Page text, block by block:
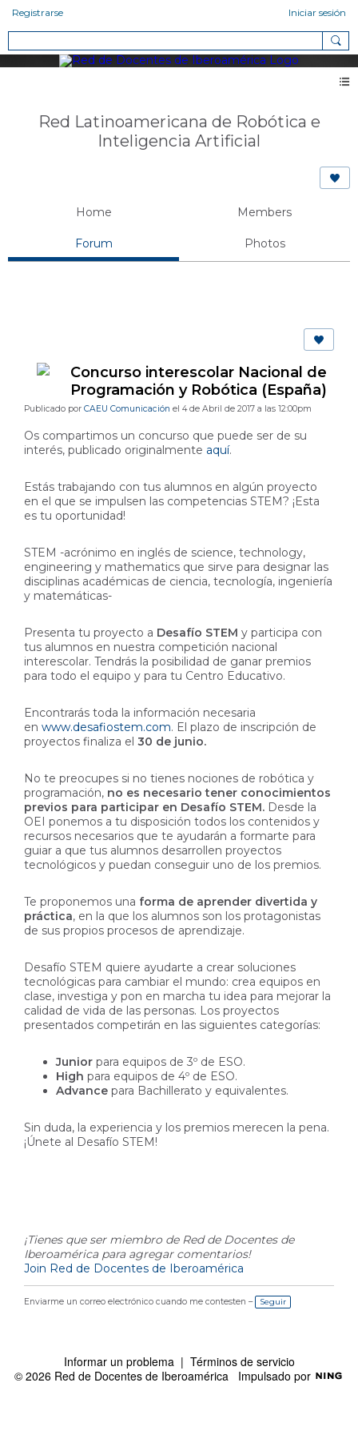
Registrarse Iniciar sesión
Red Latinoamericana de Robótica e
Inteligencia Artificial
Home Members
Forum Photos
Concurso interescolar Nacional de
Programación y Robótica (España)
Publicado por CAEU Comunicación el 4 de Abril de 2017 a las 12:00pm
Os compartimos un concurso que puede ser de su
interés, publicado originalmente aquí.
Estás trabajando con tus alumnos en algún proyecto
en el que se impulsen las competencias STEM? ¡Esta
es tu oportunidad!
STEM -acrónimo en inglés de science, technology,
engineering y mathematics que sirve para designar las
disciplinas académicas de ciencia, tecnología, ingeniería
y matemáticas-
Presenta tu proyecto a Desafío STEM y participa con
tus alumnos en nuestra competición nacional
interescolar. Tendrás la posibilidad de ganar premios
para todo el equipo y para tu Centro Educativo.
Encontrarás toda la información necesaria
en www.desafiostem.com. El plazo de inscripción de
proyectos finaliza el 30 de junio.
No te preocupes si no tienes nociones de robótica y
programación, no es necesario tener conocimientos
previos para participar en Desafío STEM. Desde la
OEI ponemos a tu disposición todos los contenidos y
recursos necesarios que te ayudarán a formarte para
guiar a que tus alumnos desarrollen proyectos
tecnológicos y puedan conseguir uno de los premios.
Te proponemos una forma de aprender divertida y
práctica, en la que los alumnos son los protagonistas
de sus propios procesos de aprendizaje.
Desafío STEM quiere ayudarte a crear soluciones
tecnológicas para cambiar el mundo: crea equipos en
clase, investiga y pon en marcha tu idea para mejorar la
calidad de vida de las personas. Los proyectos
presentados competirán en las siguientes categorías:
Junior para equipos de 3º de ESO.
High para equipos de 4º de ESO.
Advance para Bachillerato y equivalentes.
Sin duda, la experiencia y los premios merecen la pena.
¡Únete al Desafío STEM!
¡Tienes que ser miembro de Red de Docentes de
Iberoamérica para agregar comentarios!
Join Red de Docentes de Iberoamérica
Enviarme un correo electrónico cuando me contesten – Seguir
Informar un problema| Términos de servicio
© 2026 Red de Docentes de Iberoamérica Impulsado por